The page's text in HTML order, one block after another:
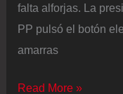
falta alforjas. La
PP pulsó el botón
amarras
Los
Read More »